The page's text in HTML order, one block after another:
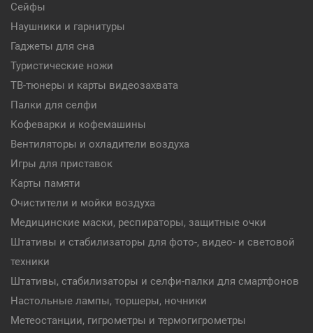
Сейфы
Наушники и гарнитуры
Гаджеты для сна
Туристические ножи
ТВ-тюнеры и карты видеозахвата
Палки для селфи
Кофеварки и кофемашины
Вентиляторы и охладители воздуха
Игры для приставок
Карты памяти
Очистители и мойки воздуха
Медицинские маски, респираторы, защитные очки
Штативы и стабилизаторы для фото-, видео- и световой
техники
Штативы, стабилизаторы и селфи-палки для смартфонов
Настольные лампы, торшеры, ночники
Метеостанции, гигрометры и термогигрометры